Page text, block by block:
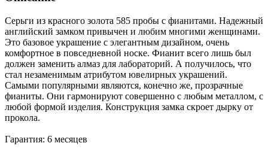
Серьги из красного золота 585 пробы с фианитами. Надежный
английский замком привычен и любим многими женщинами.
Это базовое украшение с элегантным дизайном, очень
комфортное в повседневной носке. Фианит всего лишь был
должен заменить алмаз для лабораторий. А получилось, что
стал незаменимым атрибутом ювелирных украшений.
Самыми популярными являются, конечно же, прозрачные
фианиты. Они гармонируют совершенно с любым металлом, с
любой формой изделия. Конструкция замка скроет дырку от
прокола.
Гарантия: 6 месяцев